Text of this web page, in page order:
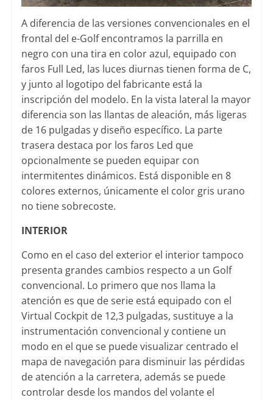
A diferencia de las versiones convencionales en el
frontal del e-Golf encontramos la parrilla en
negro con una tira en color azul, equipado con
faros Full Led, las luces diurnas tienen forma de C,
y junto al logotipo del fabricante está la
inscripción del modelo. En la vista lateral la mayor
diferencia son las llantas de aleación, más ligeras
de 16 pulgadas y diseño específico. La parte
trasera destaca por los faros Led que
opcionalmente se pueden equipar con
intermitentes dinámicos. Está disponible en 8
colores externos, únicamente el color gris urano
no tiene sobrecoste.
INTERIOR
Como en el caso del exterior el interior tampoco
presenta grandes cambios respecto a un Golf
convencional. Lo primero que nos llama la
atención es que de serie está equipado con el
Virtual Cockpit de 12,3 pulgadas, sustituye a la
instrumentación convencional y contiene un
modo en el que se puede visualizar centrado el
mapa de navegación para disminuir las pérdidas
de atención a la carretera, además se puede
controlar desde los mandos del volante el